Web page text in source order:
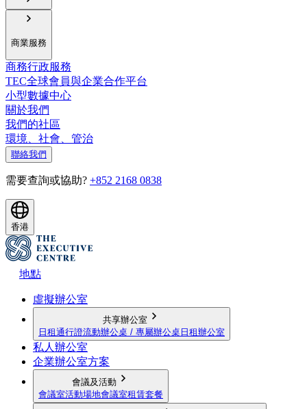
商業服務
商務行政服務
TEC全球會員與企業合作平台
小型數據中心
關於我們
我們的社區
環境、社會、管治
聯絡我們
需要查詢或協助? +852 2168 0838
香港
地點
虛擬辦公室
共享辦公室
日租通行證流動辦公桌 / 專屬辦公桌 日租辦公室
私人辦公室
企業辦公室方案
會議及活動
會議室活動場地會議室租賃套餐